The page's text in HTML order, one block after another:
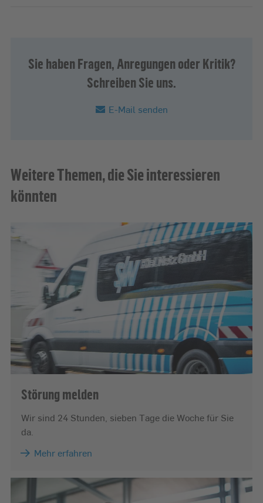
Sie haben Fragen, Anregungen oder Kritik?
Schreiben Sie uns.
E-Mail senden
Weitere Themen, die Sie interessieren
könnten
Störung melden
Wir sind 24 Stunden, sieben Tage die Woche für Sie
da.
Mehr erfahren